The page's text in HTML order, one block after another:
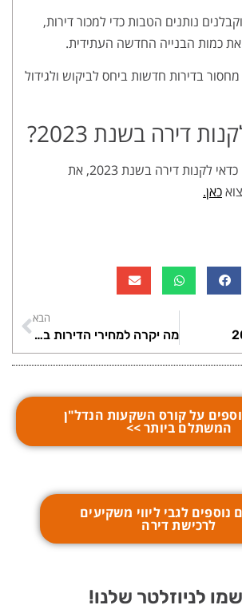
נותנים הטבות כדי למכור דירות,
כמות הבנייה החדשה העתידית.
מחסור בדירות חדשות ביחס לביקוש ולגידול
דירה בשנת 2023?
בנוגע לשאלה למה כדאי לקנות דירה בשנת 2023, את
כאן.
הבא
מה יקרה למחירי הדירות ב-2023?
על קורס השקעות הנדל"ן
המשתלם ביותר >>
נוספים לגבי ליווי משקיעים
לרכישת דירה
לניוזלטר שלנו!